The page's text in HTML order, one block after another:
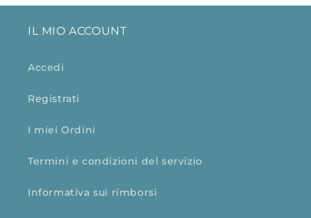
IL MIO ACCOUNT
Accedi
Registrati
I miei Ordini
Termini e condizioni del servizio
Informativa sui rimborsi